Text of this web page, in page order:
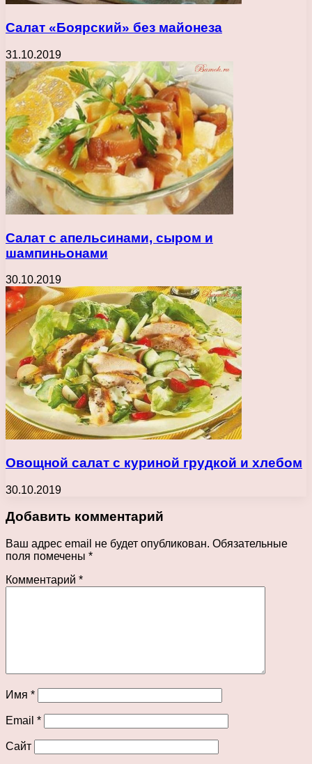
Салат «Боярский» без майонеза
31.10.2019
Салат с апельсинами, сыром и
шампиньонами
30.10.2019
Овощной салат с куриной грудкой и хлебом
30.10.2019
Добавить комментарий
Ваш адрес email не будет опубликован. Обязательные
поля помечены *
Комментарий *
Имя *
Email *
Сайт